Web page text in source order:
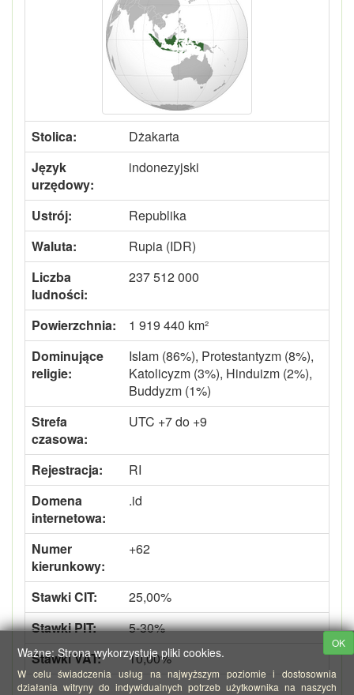
Stolica:
Dżakarta
Język
urzędowy:
indonezyjski
Ustrój:
Republika
Waluta:
Rupia (IDR)
Liczba
ludności:
237 512 000
Powierzchnia:
1 919 440 km²
Dominujące
religie:
Islam (86%), Protestantyzm (8%),
Katolicyzm (3%), Hinduizm (2%),
Buddyzm (1%)
Strefa
czasowa:
UTC +7 do +9
Rejestracja:
RI
Domena
internetowa:
.id
Numer
kierunkowy:
+62
Stawki CIT:
25,00%
Stawki PIT:
5-30%
Stawki VAT:
10,00%
OK
Ważne: Strona wykorzystuje pliki cookies.
W celu świadczenia usług na najwyższym poziomie i dostosownia
działania witryny do indywidualnych potrzeb użytkownika na naszych